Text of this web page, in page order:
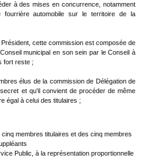
à des mises en concurrence, notamment
fourrière automobile sur le territoire de la
cette commission est composée de
municipal en son sein par le Conseil à
fort reste ;
élus de la commission de Délégation de
et qu'il convient de procéder de même
égal à celui des titulaires ;
cinq membres titulaires et des cinq membres
Public, à la représentation proportionnelle